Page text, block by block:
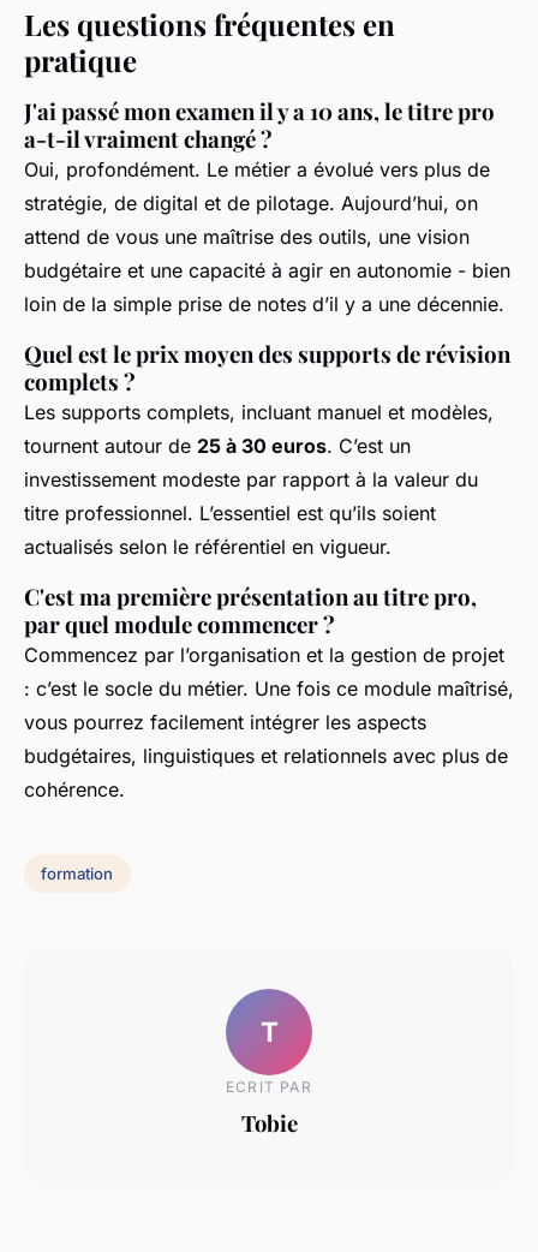
Les questions fréquentes en
pratique
J'ai passé mon examen il y a 10 ans, le titre pro
a-t-il vraiment changé ?
Oui, profondément. Le métier a évolué vers plus de
stratégie, de digital et de pilotage. Aujourd’hui, on
attend de vous une maîtrise des outils, une vision
budgétaire et une capacité à agir en autonomie - bien
loin de la simple prise de notes d’il y a une décennie.
Quel est le prix moyen des supports de révision
complets ?
Les supports complets, incluant manuel et modèles,
tournent autour de 25 à 30 euros. C’est un
investissement modeste par rapport à la valeur du
titre professionnel. L’essentiel est qu’ils soient
actualisés selon le référentiel en vigueur.
C'est ma première présentation au titre pro,
par quel module commencer ?
Commencez par l’organisation et la gestion de projet
: c’est le socle du métier. Une fois ce module maîtrisé,
vous pourrez facilement intégrer les aspects
budgétaires, linguistiques et relationnels avec plus de
cohérence.
formation
T
ECRIT PAR
Tobie